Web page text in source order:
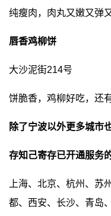
纯瘦肉，肉丸又嫩又弹
唇香鸡柳饼
大沙泥街214号
饼脆香，鸡柳好吃，还
除了宁波以外更多城市
存知己寄存已开通服务
上海、北京、杭州、苏
都、西安、长沙、青岛